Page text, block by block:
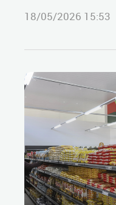
18/05/2026 15:53